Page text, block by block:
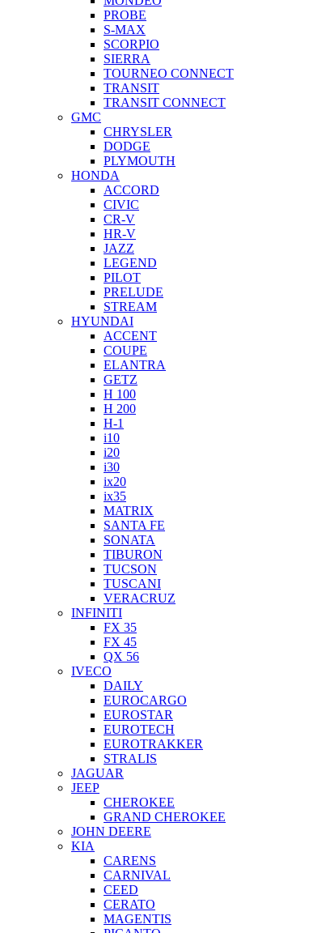
PROBE
S-MAX
SCORPIO
SIERRA
TOURNEO CONNECT
TRANSIT
TRANSIT CONNECT
GMC
CHRYSLER
DODGE
PLYMOUTH
HONDA
ACCORD
CIVIC
CR-V
HR-V
JAZZ
LEGEND
PILOT
PRELUDE
STREAM
HYUNDAI
ACCENT
COUPE
ELANTRA
GETZ
H 100
H 200
H-1
i10
i20
i30
ix20
ix35
MATRIX
SANTA FE
SONATA
TIBURON
TUCSON
TUSCANI
VERACRUZ
INFINITI
FX 35
FX 45
QX 56
IVECO
DAILY
EUROCARGO
EUROSTAR
EUROTECH
EUROTRAKKER
STRALIS
JAGUAR
JEEP
CHEROKEE
GRAND CHEROKEE
JOHN DEERE
KIA
CARENS
CARNIVAL
CEED
CERATO
MAGENTIS